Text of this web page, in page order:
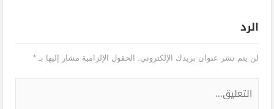
الرد
لن يتم نشر عنوان بريدك الإلكتروني. الحقول الإلزامية مشار إليها بـ*